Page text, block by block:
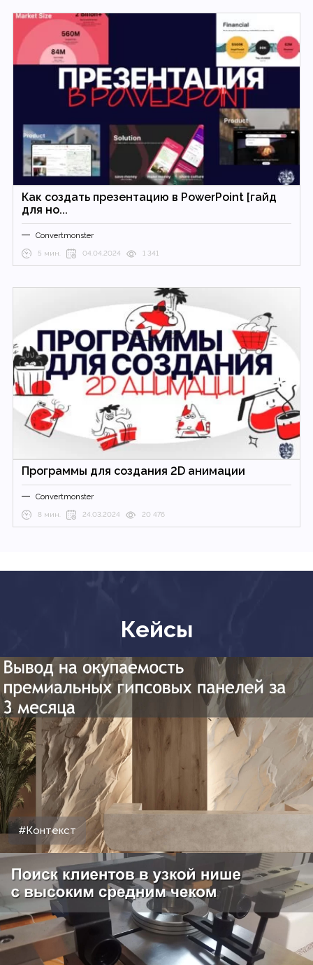
Как создать презентацию в PowerPoint [гайд
для но...
Convertmonster
5 мин. 04.04.2024 1 341
Программы для создания 2D анимации
Convertmonster
8 мин. 24.03.2024 20 476
Кейсы
#Контекст